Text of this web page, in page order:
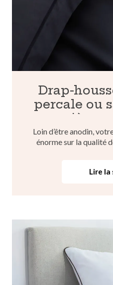
Drap-
percale ou
matière
Loin d’être anodin,
énorme sur la qualité
du choix de votre futur
Lire la